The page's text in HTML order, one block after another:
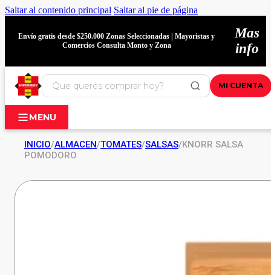
Saltar al contenido principal Saltar al pie de página
Envío gratis desde $250.000 Zonas Seleccionadas | Mayoristas y
Comercios Consulta Monto y Zona
Mas
info
MI CUENTA
MENU
INICIO/ALMACEN/TOMATES/SALSAS/KNORR SALSA
POMODORO